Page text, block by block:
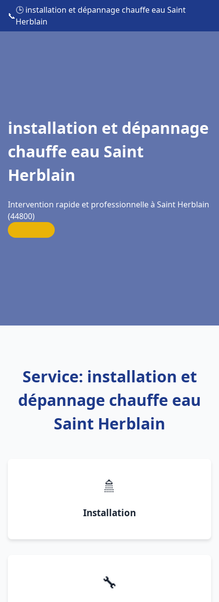
📞
🕒 installation et dépannage chauffe eau Saint
Herblain
installation et dépannage
chauffe eau Saint
Herblain
Intervention rapide et professionnelle à Saint Herblain
(44800)
Service: installation et
dépannage chauffe eau
Saint Herblain
🚿
Installation
🔧